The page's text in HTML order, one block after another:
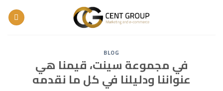
content
BLOG
في مجموعة سينت، قيمنا هي
عنواننا ودليلنا في كل ما نقدمه